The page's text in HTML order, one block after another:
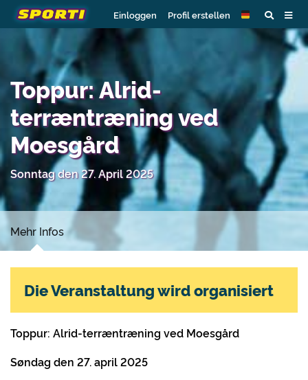
Einloggen Profil erstellen
Toppur: Alrid-
terræntræning ved
Moesgård
Sonntag den 27. April 2025
Mehr Infos
Toppur: Alrid-terræntræning ved Moesgård
Søndag den 27. april 2025
Die Veranstaltung wird organisiert